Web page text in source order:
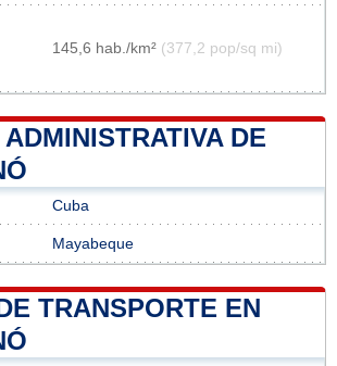
145,6 hab./km² (377,2 pop/sq mi)
DE
Cuba
Mayabeque
TRANSPORTE EN